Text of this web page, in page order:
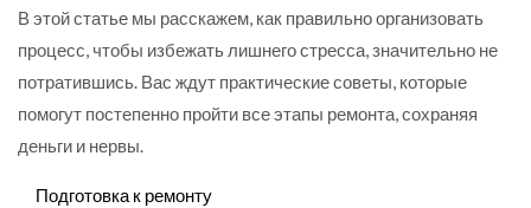
В этой статье мы расскажем, как правильно организовать
процесс, чтобы избежать лишнего стресса, значительно не
потратившись. Вас ждут практические советы, которые
помогут постепенно пройти все этапы ремонта, сохраняя
деньги и нервы.
Подготовка к ремонту